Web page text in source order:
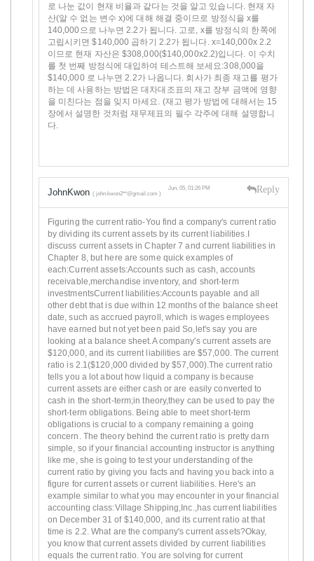
로 나눈 값이 현재 비율과 같다는 것을 알고 있습니다. 현재 자
산(알 수 없는 변수 x)에 대해 해결 중이므로 방정식을 x를
140,000으로 나누면 2.2가 됩니다. 고로, x를 방정식의 한쪽에
고립시키면 $140,000 곱하기 2.2가 됩니다. x=140,000x 2.2
이므로 현재 자산은 $308,000($140,000x2.2)입니다. 이 수치
를 첫 번째 방정식에 대입하여 테스트해 보세요:308,000을
$140,000 로 나누면 2.2가 나옵니다. 회사가 최종 재고를 평가
하는 데 사용하는 방법은 대차대조표의 재고 장부 금액에 영향
을 미친다는 점을 잊지 마세요. (재고 평가 방법에 대해서는 15
장에서 설명한 것처럼 재무제표의 필수 각주에 대해 설명합니
다.
JohnKwon ( john.kwon2**@gmail.com )
Jun, 05, 01:26 PM Reply
Figuring the current ratio-You find a company's current ratio
by dividing its current assets by its current liabilities.I
discuss current assets in Chapter 7 and current liabilities in
Chapter 8, but here are some quick examples of
each:Current assets:Accounts such as cash, accounts
receivable,merchandise inventory, and short-term
investmentsCurrent liabilities:Accounts payable and all
other debt that is due within 12 months of the balance sheet
date, such as accrued payroll, which is wages employees
have earned but not yet been paid So,let's say you are
looking at a balance sheet.A company's current assets are
$120,000, and its current liabilities are $57,000. The current
ratio is 2.1($120,000 divided by $57,000).The current ratio
tells you a lot about how liquid a company is because
current assets are either cash or are easily converted to
cash in the short-term;in theory,they can be used to pay the
short-term obligations. Being able to meet short-term
obligations is crucial to a company remaining a going
concern. The theory behind the current ratio is pretty darn
simple, so if your financial accounting instructor is anything
like me, she is going to test your understanding of the
current ratio by giving you facts and having you back into a
figure for current assets or current liabilities. Here's an
example similar to what you may encounter in your financial
accounting class:Village Shipping,Inc.,has current liabilities
on December 31 of $140,000, and its current ratio at that
time is 2.2. What are the company's current assets?Okay,
you know that current assets divided by current liabilities
equals the current ratio. You are solving for current